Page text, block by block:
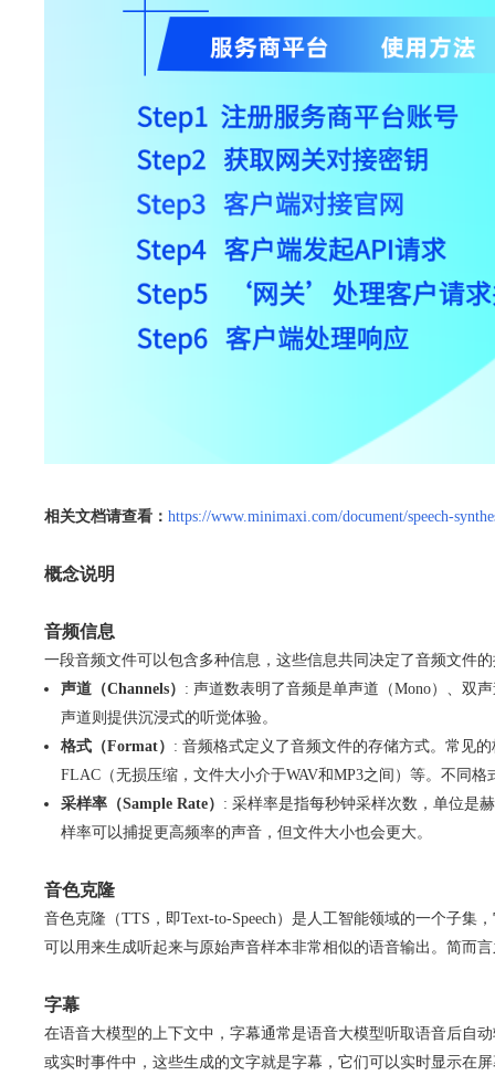
相关文档请查看： https://www.minimaxi.com/document/speech-
概念说明
音频信息
一段音频文件可以包含多种信息，这些信息共同决定了音频文件
声道（Channels） : 声道数表明了音频是单声道（Mono）、双
声道则提供沉浸式的听觉体验。
格式（Format） : 音频格式定义了音频文件的存储方式。常见
FLAC（无损压缩，文件大小介于WAV和MP3之间）等。不同
采样率（Sample Rate） : 采样率是指每秒钟采样次数，单位是
样率可以捕捉更高频率的声音，但文件大小也会更大。
音色克隆
音色克隆（TTS，即Text-to-Speech）是人工智能领域的一个子
可以用来生成听起来与原始声音样本非常相似的语音输出。简而
字幕
在语音大模型的上下文中，字幕通常是语音大模型听取语音后自
或实时事件中，这些生成的文字就是字幕，它们可以实时显示在